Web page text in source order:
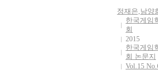
game
in South Korea
and Germany
that both
countries
to develop the
정재은,남양
한국게임
회
2015
한국게임
회 논문지
Vol.15